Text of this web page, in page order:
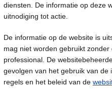
diensten. De informatie op deze
uitnodiging tot actie.
De informatie op de website is
mag niet worden gebruikt
professional. De
gevolgen van het gebruik van
regels en het beleid van de